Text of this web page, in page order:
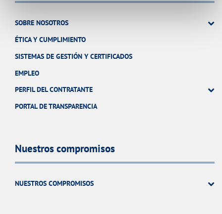
SOBRE NOSOTROS
ÉTICA Y CUMPLIMIENTO
SISTEMAS DE GESTIÓN Y CERTIFICADOS
EMPLEO
PERFIL DEL CONTRATANTE
PORTAL DE TRANSPARENCIA
Nuestros compromisos
NUESTROS COMPROMISOS